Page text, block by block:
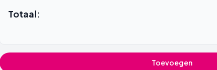
Totaal:
Toevoegen